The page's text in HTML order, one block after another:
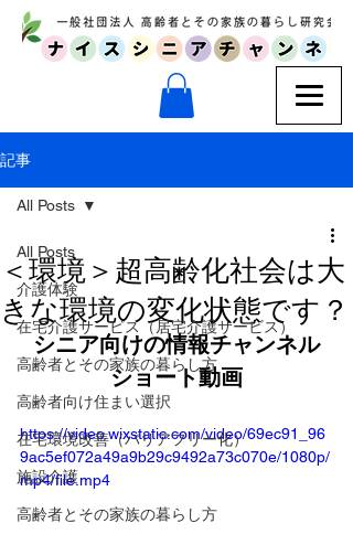
記事
All Posts
介護体験
在宅介護サービス（居宅介護サービス）
高齢者とその家族の暮らし方
高齢者向け住まい選択
在宅環境改善（バリアフリー化）
施設介護
高齢者とその家族の暮らし方
All Posts
＜環境＞超高齢化社会は大
きな環境の変化状態です？
シニア向けの情報チャンネル
ショート動画
https://video.wixstatic.com/video/69ec91_96
9ac5ef072a49a9b29c9492a73c070e/1080p/
mp4/file.mp4